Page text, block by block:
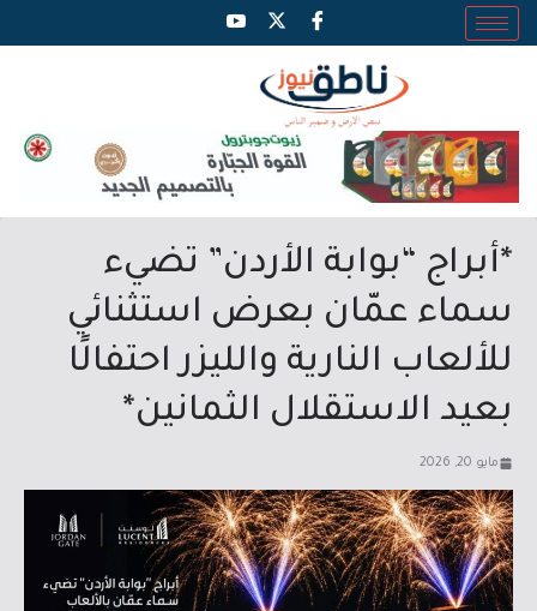
*أبراج “بوابة الأردن” تضيء
سماء عمّان بعرض استثنائي
للألعاب النارية والليزر احتفالًا
بعيد الاستقلال الثمانين*
مايو 20, 2026